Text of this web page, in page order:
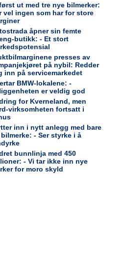
/ Service Technician -
Haugesund
Tesla Norway AS
/ Service Technician -
Tesla Norway AS
/ Service Technician -
Tesla Norway AS
ut med tre nye bilmerker:
vel ingen som har for store
åpner sin femte
butikk: - Et stort
presses av
på nybil: Redder
inn på servicemarkedet
BMW-lokalene: -
er veldig god
for Kverneland, men
virksomheten fortsatt i
inn i nytt anlegg med bare
- Ser styrke i å
bunnlinja med 450
- Vi tar ikke inn nye
for moro skyld